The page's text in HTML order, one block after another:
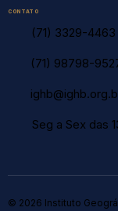
CONTATO
(71) 3329-4463
(71) 98798-
Seg a Sex das
© 2026 Instituto